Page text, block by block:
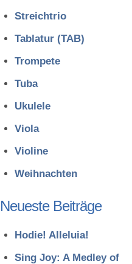
Streichtrio
Tablatur (TAB)
Trompete
Tuba
Ukulele
Viola
Violine
Weihnachten
Neueste Beiträge
Hodie! Alleluia!
Sing Joy: A Medley of